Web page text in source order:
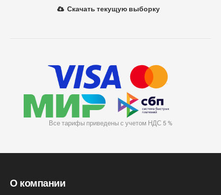
Скачать текущую выборку
Все тарифы приведены с учетом НДС 5 %
О компании